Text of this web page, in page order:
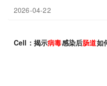
2026-04-22
Cell：揭示病毒感染后肠道如